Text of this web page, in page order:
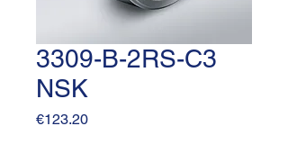
3309-B-2RS-C3
NSK
€123.20Price